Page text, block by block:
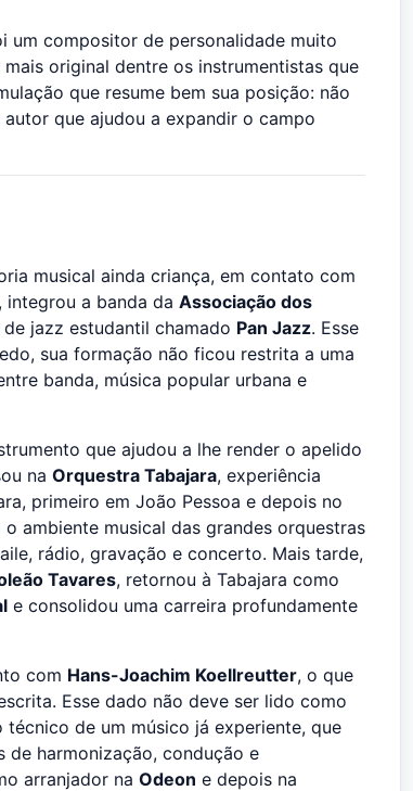
um compositor de personalidade muito
original dentre os instrumentistas que
que resume bem sua posição: não
que ajudou a expandir o campo
musical ainda criança, em contato com
integrou a banda da Associação dos
jazz estudantil chamado Pan Jazz. Esse
sua formação não ficou restrita a uma
banda, música popular urbana e
que ajudou a lhe render o apelido
na Orquestra Tabajara, experiência
primeiro em João Pessoa e depois no
ambiente musical das grandes orquestras
rádio, gravação e concerto. Mais tarde,
Tavares, retornou à Tabajara como
e consolidou uma carreira profundamente
com Hans-Joachim Koellreutter, o que
Esse dado não deve ser lido como
de um músico já experiente, que
de harmonização, condução e
arranjador na Odeon e depois na